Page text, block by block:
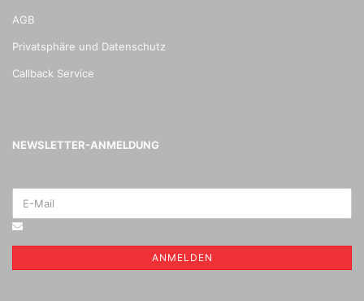
AGB
Privatsphäre und Datenschutz
Callback Service
NEWSLETTER-ANMELDUNG
ANMELDEN